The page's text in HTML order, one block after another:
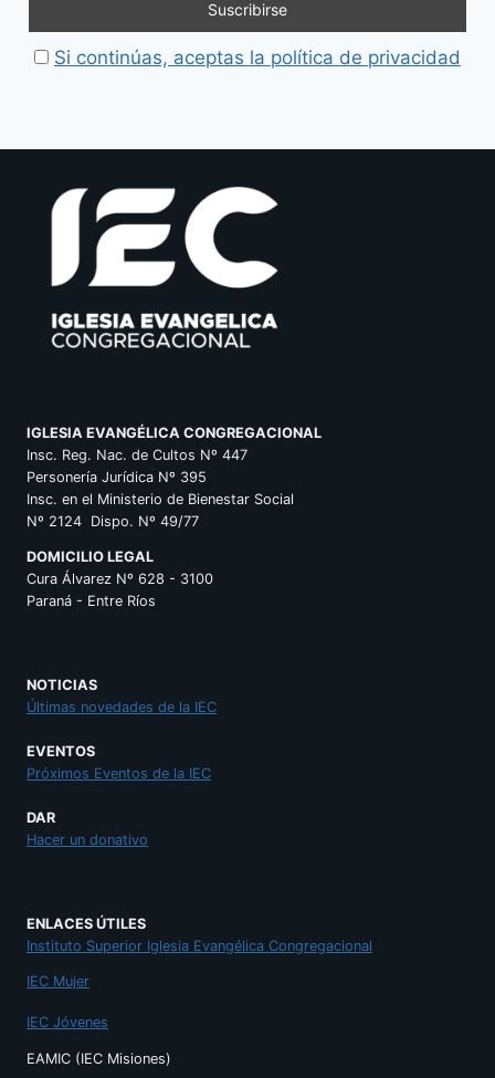
Si continúas, aceptas la política de privacidad
IGLESIA EVANGÉLICA CONGREGACIONAL
Insc. Reg. Nac. de Cultos Nº 447
Personería Jurídica Nº 395
Insc. en el Ministerio de Bienestar Social
Nº 2124 Dispo. Nº 49/77
DOMICILIO LEGAL
Cura Álvarez Nº 628 - 3100
Paraná - Entre Ríos
NOTICIAS
Últimas novedades de la IEC
EVENTOS
Próximos Eventos de la IEC
DAR
Hacer un donativo
ENLACES ÚTILES
Instituto Superior Iglesia Evangélica Congregacional
IEC Mujer
IEC Jóvenes
EAMIC (IEC Misiones)